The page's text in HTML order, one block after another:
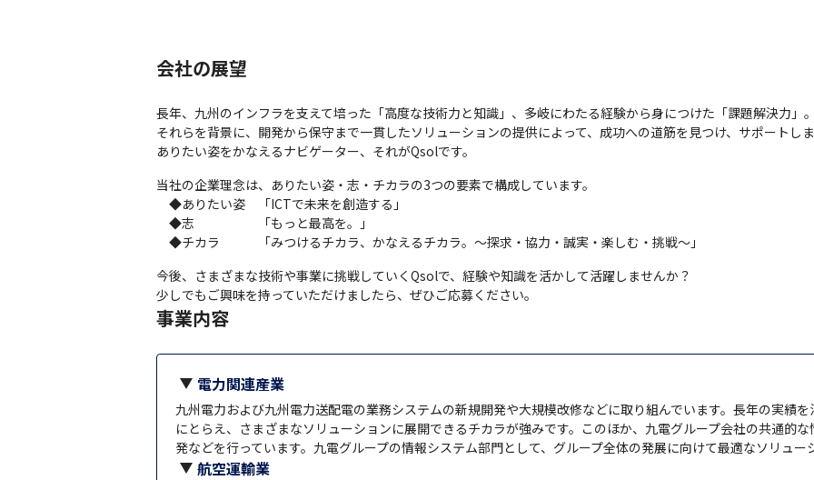
会社の展望
⻑年、九州のインフラを⽀えて培った「⾼度な技術⼒と知識」、多岐にわたる経験から⾝につけた「課題解決⼒」。
それらを背景に、開発から保守まで⼀貫したソリューションの提供によって、成功への道筋を⾒つけ、サポートしま
ありたい姿をかなえるナビゲーター、それがQsolです。
当社の企業理念は、ありたい姿・志・チカラの3つの要素で構成しています。
◆ありたい姿　「ICTで未来を創造する」
◆志　　　　　「もっと最高を。」
◆チカラ　　　「みつけるチカラ、かなえるチカラ。～探求・協力・誠実・楽しむ・挑戦～」
今後、さまざまな技術や事業に挑戦していくQsolで、経験や知識を活かして活躍しませんか？
少しでもご興味を持っていただけましたら、ぜひご応募ください。
事業内容
電力関連産業
九州電力および九州電力送配電の業務システムの新規開発や大規模改修などに取り組んでいます。長年の実績
にとらえ、さまざまなソリューションに展開できるチカラが強みです。このほか、九電グループ会社の共通的
発などを行っています。九電グループの情報システム部門として、グループ全体の発展に向けて最適なソリュー
航空運輸業